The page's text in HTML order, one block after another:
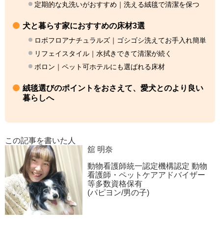
定期的な丸洗いがおすすめ｜洗える絨毯で清潔を保つ
犬と暮らす家におすすめの床材3選
ロボフロアナチュラルズ｜ゴシゴシ洗えてお手入れ簡単
リフェイスタイル｜水拭きできて清潔が続く
ボロン｜ペット可ホテルにも選ばれる床材
絨毯選びのポイントをおさえて、愛犬とのより良い
暮らしへ
この記事を書いた人
舘 明奈
動物看護師統一認定機構認定 動物
看護師・ペットケアアドバイザー
等多数資格保有
(パピヨン/男の子)